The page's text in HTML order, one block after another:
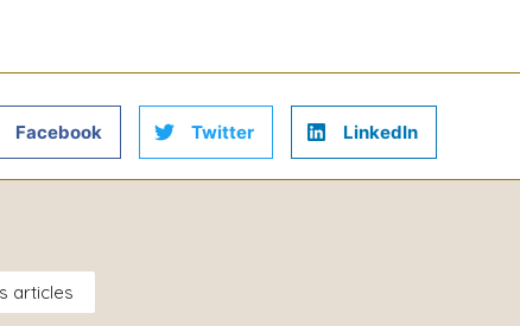
Facebook Twitter LinkedIn
articles